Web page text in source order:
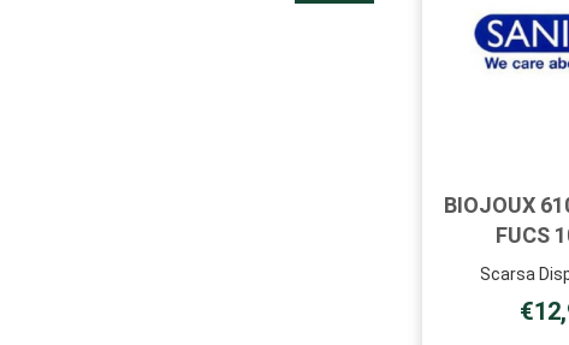
BIOJOUX
FUCS
Scarsa